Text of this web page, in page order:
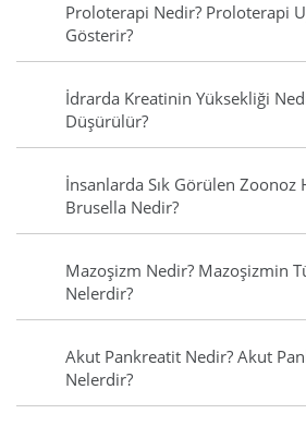
Proloterapi Nedir? Proloterapi
Gösterir?
İdrarda Kreatinin Yüksekliği
Düşürülür?
İnsanlarda Sık Görülen Zoonoz
Brusella Nedir?
Mazoşizm Nedir? Mazoşizmin
Nelerdir?
Akut Pankreatit Nedir? Akut
Nelerdir?